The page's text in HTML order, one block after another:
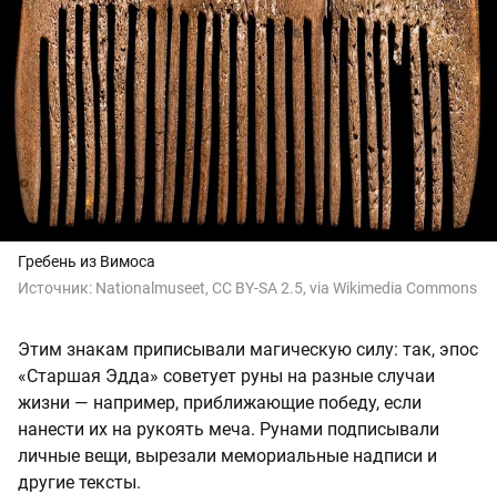
Гребень из Вимоса
Источник: Nationalmuseet, CC BY-SA 2.5, via Wikimedia Commons
Этим знакам приписывали магическую силу: так, эпос
«Старшая Эдда» советует руны на разные случаи
жизни — например, приближающие победу, если
нанести их на рукоять меча. Рунами подписывали
личные вещи, вырезали мемориальные надписи и
другие тексты.